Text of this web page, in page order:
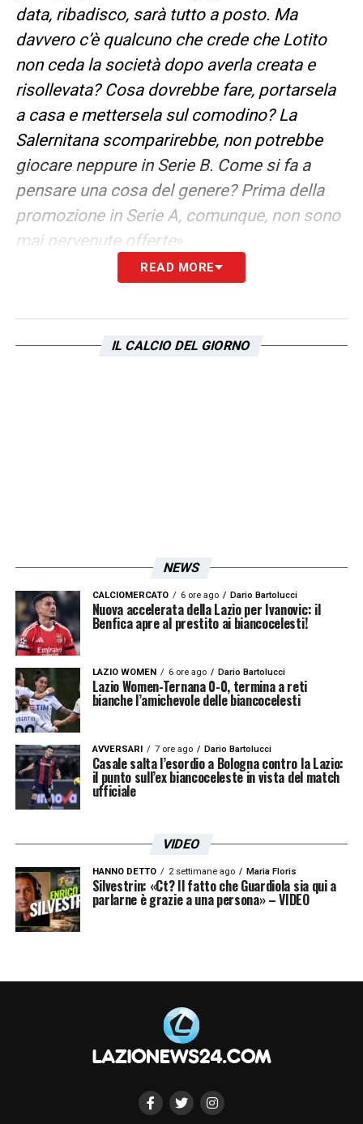
data, ribadisco, sarà tutto a posto. Ma
davvero c’è qualcuno che crede che Lotito
non ceda la società dopo averla creata e
risollevata? Cosa dovrebbe fare, portarsela
a casa e mettersela sul comodino? La
Salernitana scomparirebbe, non potrebbe
giocare neppure in Serie B. Come si fa a
pensare una cosa del genere? Prima della
promozione in Serie A, comunque, non sono
mai pervenute offerte».
READ MORE
IL CALCIO DEL GIORNO
NEWS
CALCIOMERCATO 6 ore ago Dario Bartolucci
Nuova accelerata della Lazio per Ivanovic: il
Benfica apre al prestito ai biancocelesti!
LAZIO WOMEN 6 ore ago Dario Bartolucci
Lazio Women-Ternana 0-0, termina a reti
bianche l’amichevole delle biancocelesti
AVVERSARI 7 ore ago Dario Bartolucci
Casale salta l’esordio a Bologna contro la Lazio:
il punto sull’ex biancoceleste in vista del match
ufficiale
VIDEO
HANNO DETTO 2 settimane ago Maria Floris
Silvestrin: «Ct? Il fatto che Guardiola sia qui a
parlarne è grazie a una persona» – VIDEO